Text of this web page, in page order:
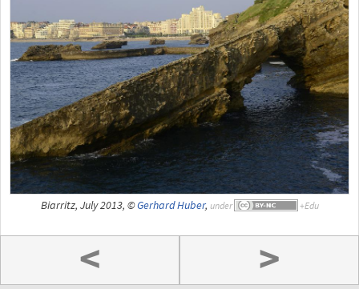
Biarritz, July 2013, ©Gerhard Huber, under
< >